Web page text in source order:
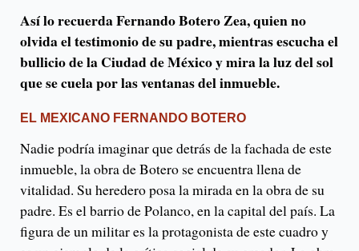
Así lo recuerda Fernando Botero Zea, quien no
olvida el testimonio de su padre, mientras escucha el
bullicio de la Ciudad de México y mira la luz del sol
que se cuela por las ventanas del inmueble.
EL MEXICANO FERNANDO BOTERO
Nadie podría imaginar que detrás de la fachada de este
inmueble, la obra de Botero se encuentra llena de
vitalidad. Su heredero posa la mirada en la obra de su
padre. Es el barrio de Polanco, en la capital del país. La
figura de un militar es la protagonista de este cuadro y